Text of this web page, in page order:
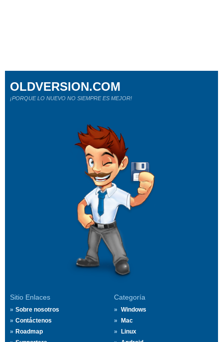
Sitio Enlaces
Sobre nosotros
Contáctenos
Roadmap
Categoría
Windows
Mac
Linux
OLDVERSION.COM
¡PORQUE LO NUEVO NO SIEMPRE ES MEJOR!